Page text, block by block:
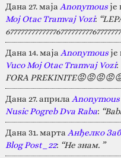
Дана 27. маја Anonymousје
Moj Otac Tramvaj Vozi:
Дана 14. маја Anonymousје
Vuco Moj Otac Tramvaj Vozi:
FORA
Дана 27. априла Anonymous
Nusic Pogreb Dva Raba:
Дана 31. марта Анђелко
Blog Post_22: “Не знам. ”